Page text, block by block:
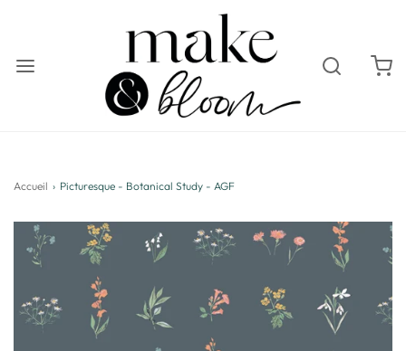
Accueil › Picturesque - Botanical Study - AGF